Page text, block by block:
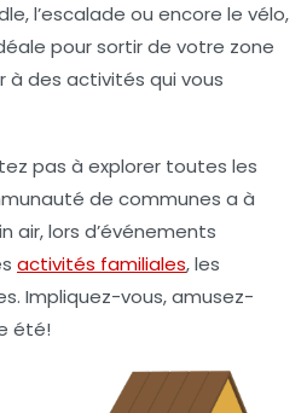
, l’escalade ou encore le vélo,
pour sortir de votre zone
des activités qui vous
pas à explorer toutes les
de communes a à
air, lors d’événements
activités familiales, les
Impliquez-vous, amusez-
été!